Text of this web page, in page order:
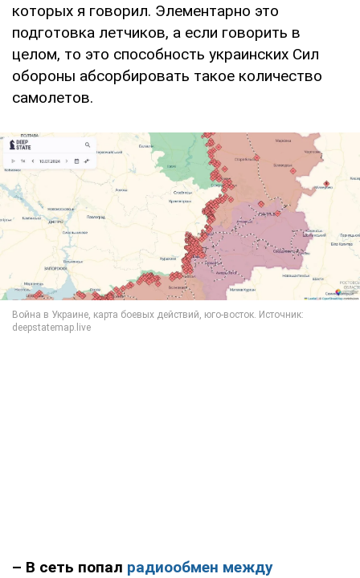
которых я говорил. Элементарно это
подготовка летчиков, а если говорить в
целом, то это способность украинских Сил
обороны абсорбировать такое количество
самолетов.
– В сеть попал радиообмен между